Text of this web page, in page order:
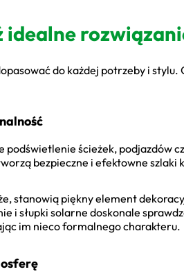
idealne
do każdej potrzeby i
ścieżek, podjazdów
bezpieczne i efektowne szlaki
stanowią piękny element
i słupki solarne doskonale
im nieco formalnego charakteru.